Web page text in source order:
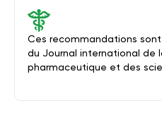
Ces recommandations
du Journal international de
pharmaceutique et des